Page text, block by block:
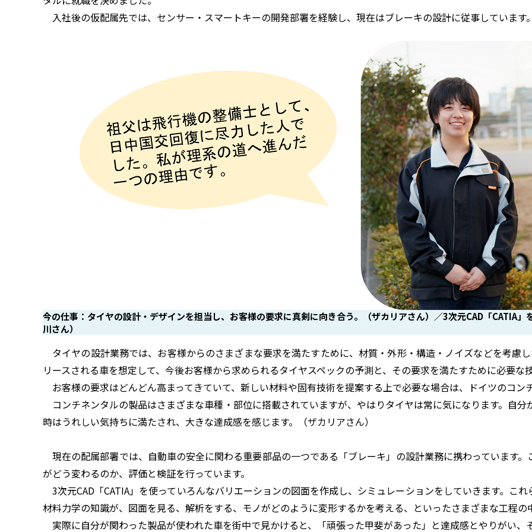
入社後の仮配属先では、センサー・スマートキーの開発部署を経験し、現在はブレーキの設計に従事しています
今の仕事：タイヤの設計・デザインを担当し、お客様の要求に真剣に向き合う。（ザカリアさん）／3次元CAD「CATIA
川さん）
タイヤの設計業務では、お客様からのさまざまな要求を満たすために、材質・外形・構造・ノイズなどを考慮
リースされる車を想定して、今後お客様から求められるタイヤスペックの予測と、その要求を満たすために必要な
お客様の要求はどんどん高まってきていて、新しい材料や固有技術を提案する上で必要な場合は、ドイツのコ
コンチネンタルの製品はさまざまな車種・部位に搭載されていますが、やはりタイヤは常に気になります。自
時はうれしい気持ちに満たされ、大きな達成感を感じます。（ザカリアさん）
現在の配属部署では、自動車の安全に関わる重要部品の一つである「ブレーキ」の設計業務に携わっています
がどう変わるのか、評価と検証を行っています。
3次元CAD「CATIA」を使っていろんなバリエーションの図面を作成し、シミュレーションをしていきます。こ
材料力学の知識が、図面を見る、解析をする、モノがどのように変形するかを考える、といったさまざまな工程の
実際に自分が関わった製品が使われた車を街中で見かけると、「頑張った甲斐があった」と達成感とやりがい